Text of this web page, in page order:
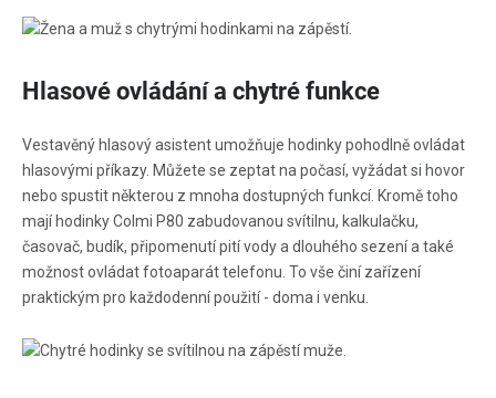
Hlasové ovládání a chytré funkce
Vestavěný hlasový asistent umožňuje hodinky pohodlně ovládat
hlasovými příkazy. Můžete se zeptat na počasí, vyžádat si hovor
nebo spustit některou z mnoha dostupných funkcí. Kromě toho
mají hodinky Colmi P80 zabudovanou svítilnu, kalkulačku,
časovač, budík, připomenutí pití vody a dlouhého sezení a také
možnost ovládat fotoaparát telefonu. To vše činí zařízení
praktickým pro každodenní použití - doma i venku.